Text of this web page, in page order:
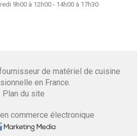
9h00 à 12h00 - 14h00 à 17h30
de matériel de cuisine
en France.
Plan du site
commerce électronique